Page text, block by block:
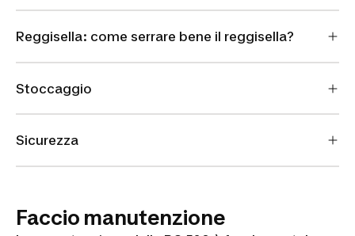
Reggisella: come serrare bene il reggisella?
Stoccaggio
Sicurezza
Faccio manutenzione